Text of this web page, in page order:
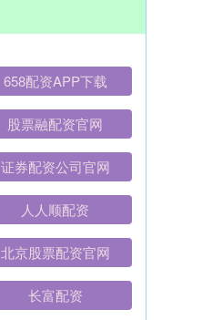
658配资APP下载
股票融配资官网
证券配资公司官网
人人顺配资
北京股票配资官网
长富配资